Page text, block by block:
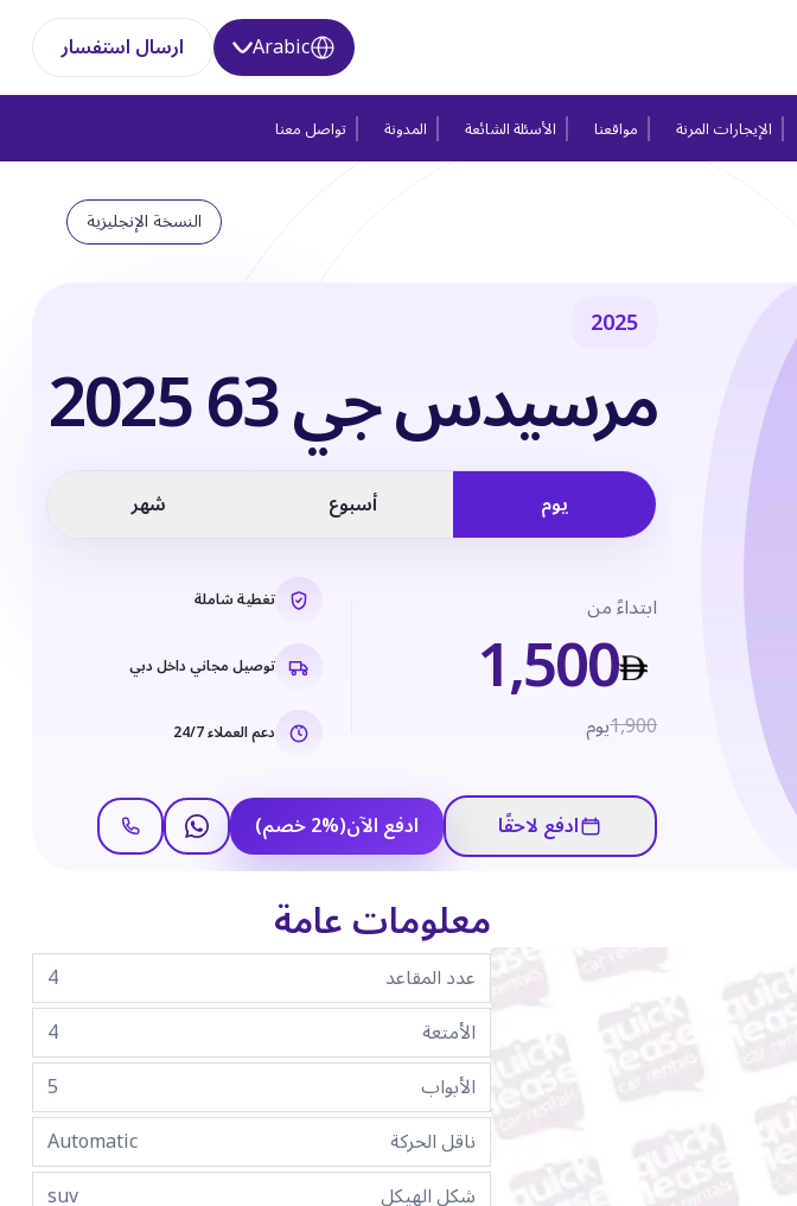
Arabic ارسال استفسار
الإيجارات المرنة مواقعنا الأسئلة الشائعة المدونة تواصل معنا
النسخة الإنجليزية
2025
مرسيدس جي 63 2025
يوم أسبوع شهر
ابتداءً من1,5001,900يوم
تغطية شاملة
توصيل مجاني داخل دبي
دعم العملاء 24/7
ادفع لاحقًا ادفع الآن(
2% خصم)
معلومات عامة
عدد المقاعد
4
الأمتعة
4
الأبواب
5
ناقل الحركة
Automatic
شكل الهيكل
suv